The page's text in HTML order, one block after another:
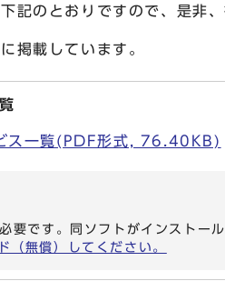
のとおりですので、是非、
掲載しています。
ス一覧(PDF形式, 76.40KB)
です。同ソフトがインストー
無償）してください。